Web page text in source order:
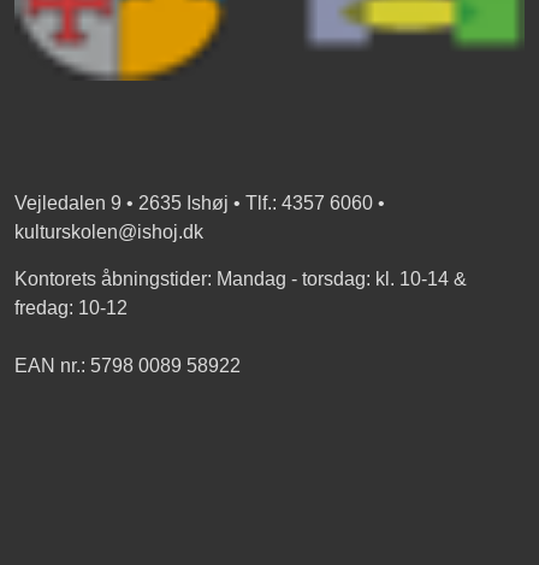
Vejledalen 9 • 2635 Ishøj • Tlf.: 4357 6060 •
kulturskolen@ishoj.dk
Kontorets åbningstider: Mandag - torsdag: kl. 10-14 &
fredag: 10-12
EAN nr.: 5798 0089 58922